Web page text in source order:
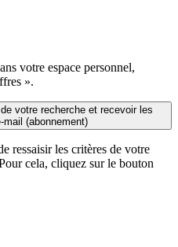
votre espace personnel,
».
votre recherche et recevoir les
mail (abonnement)
ressaisir les critères de votre
cela, cliquez sur le bouton